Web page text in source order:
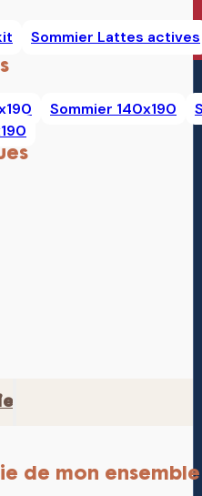
Sommier Lattes actives
Sommier 140x190
de mon ensemble